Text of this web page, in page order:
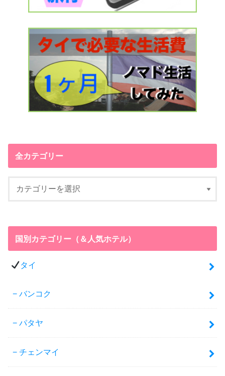
全カテゴリー
国別カテゴリー（＆人気ホテル）
タイ
バンコク
パタヤ
チェンマイ